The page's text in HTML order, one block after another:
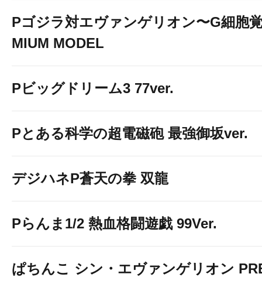
Pゴジラ対エヴァンゲリオン〜G細胞
MIUM MODEL
Pビッグドリーム3 77ver.
Pとある科学の超電磁砲 最強御坂ver.
デジハネP蒼天の拳 双龍
Pらんま1/2 熱血格闘遊戯 99Ver.
ぱちんこ シン・エヴァンゲリオン